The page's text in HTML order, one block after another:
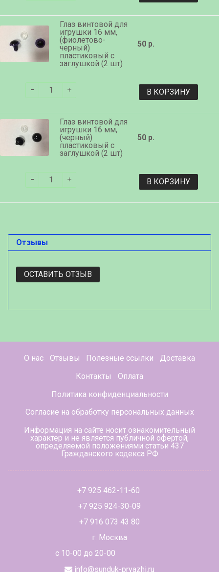
Глаз винтовой для
игрушки 16 мм,
(фиолетово-
черный)
пластиковый с
заглушкой (2 шт)
50 р.
В КОРЗИНУ
Глаз винтовой для
игрушки 16 мм,
(черный)
пластиковый с
заглушкой (2 шт)
50 р.
В КОРЗИНУ
Отзывы
ОСТАВИТЬ ОТЗЫВ
О нас Отзывы Полезные ссылки
Доставка
Контакты
Оплата
Политика конфиденциальности
Согласие на обработку персональных данных
Информация на сайте носит ознакомительный
характер и не является публичной офертой,
определяемой положениями статьи 437
Гражданского кодекса РФ
+7 925 462-11-60
+7 925 924-30-09
+7 916 073 43 80
г. Москва
с 10-00 до 20-00
info@sunduk-pryazhi.ru